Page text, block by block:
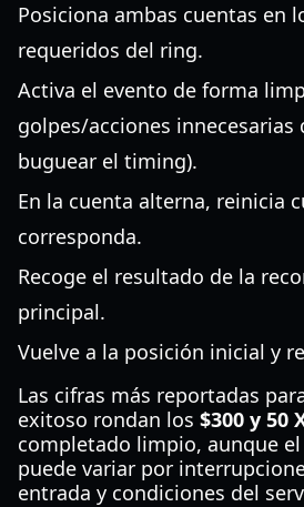
Posiciona ambas cuentas en
requeridos del ring.
Activa el evento de forma
golpes/acciones innecesarias
buguear el timing).
En la cuenta alterna, reinicia
corresponda.
Recoge el resultado de la
principal.
Vuelve a la posición inicial y
Las cifras más reportadas
exitoso rondan los $300 y 50
completado limpio, aunque
puede variar por
entrada y condiciones del